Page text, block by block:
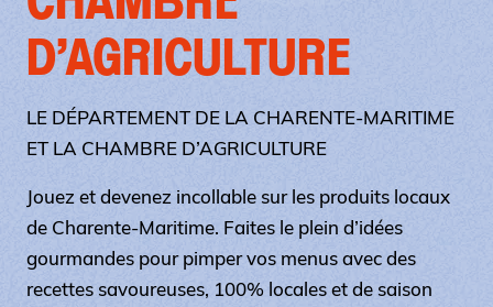
D’AGRICULTURE
LE DÉPARTEMENT DE LA CHARENTE-MARITIME
ET LA CHAMBRE D’AGRICULTURE
Jouez et devenez incollable sur les produits locaux
de Charente-Maritime. Faites le plein d’idées
gourmandes pour pimper vos menus avec des
recettes savoureuses, 100% locales et de saison